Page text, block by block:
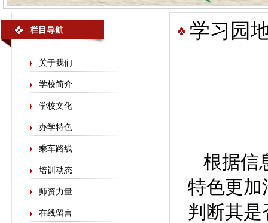
栏目导航
关于我们
学校简介
学校文化
办学特色
乘车路线
培训动态
师资力量
在线留言
学习园
根据信
特色更加
判断其